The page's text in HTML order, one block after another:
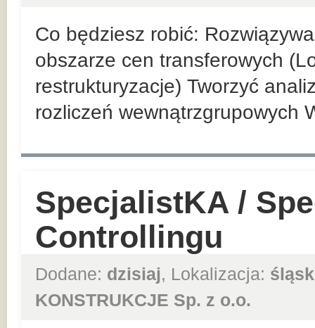
Co będziesz robić:
obszarze cen transferowych
restrukturyzacje) Tworzyć
rozliczeń wewnątrzgrupowych
SpecjalistKA /
Controllingu
Dodane: dzisiaj, Lokalizacja:
KONSTRUKCJE Sp. z o.o.